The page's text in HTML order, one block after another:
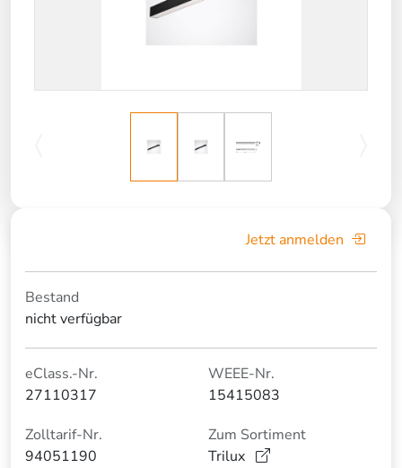
Jetzt anmelden
Bestand
nicht verfügbar
eClass.-Nr.
27110317
WEEE-Nr.
15415083
Zolltarif-Nr.
94051190
Zum Sortiment
Trilux